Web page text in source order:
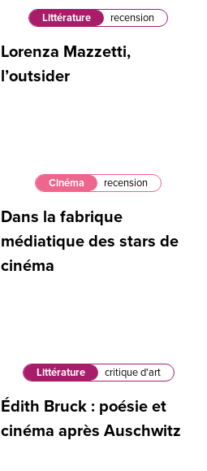
Littérature recension
Lorenza Mazzetti,
l’outsider
Cinéma recension
Dans la fabrique
médiatique des stars de
cinéma
Littérature critique d'art
Édith Bruck : poésie et
cinéma après Auschwitz